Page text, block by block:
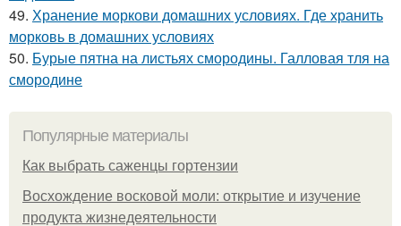
49. Хранение моркови домашних условиях. Где хранить
морковь в домашних условиях
50. Бурые пятна на листьях смородины. Галловая тля на
смородине
Популярные материалы
Как выбрать саженцы гортензии
Восхождение восковой моли: открытие и изучение
продукта жизнедеятельности